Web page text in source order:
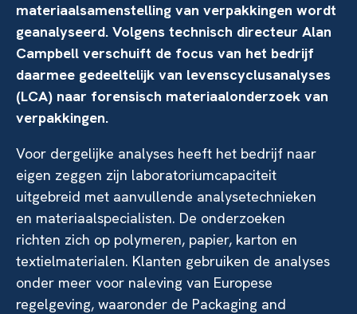
materiaalsamenstelling van verpakkingen wordt
geanalyseerd. Volgens technisch directeur Alan
Campbell verschuift de focus van het bedrijf
daarmee gedeeltelijk van levenscyclusanalyses
(LCA) naar forensisch materiaalonderzoek van
verpakkingen.
Voor dergelijke analyses heeft het bedrijf naar
eigen zeggen zijn laboratoriumcapaciteit
uitgebreid met aanvullende analysetechnieken
en materiaalspecialisten. De onderzoeken
richten zich op polymeren, papier, karton en
textielmaterialen. Klanten gebruiken de analyses
onder meer voor naleving van Europese
regelgeving, waaronder de Packaging and